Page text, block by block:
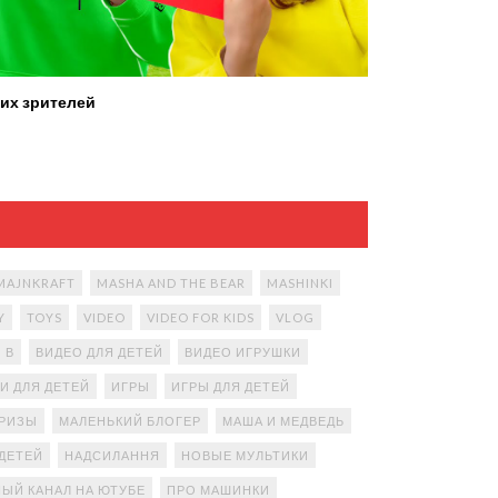
зрителей
MASHA AND THE BEAR MASHINKI
TOYS VIDEO VIDEO FOR KIDS VLOG
В ВИДЕО ДЛЯ ДЕТЕЙ ВИДЕО ИГРУШКИ
ДЛЯ ДЕТЕЙ ИГРЫ ИГРЫ ДЛЯ ДЕТЕЙ
МАЛЕНЬКИЙ БЛОГЕР МАША И МЕДВЕДЬ
НАДСИЛАННЯ НОВЫЕ МУЛЬТИКИ
КАНАЛ НА ЮТУБЕ ПРО МАШИНКИ